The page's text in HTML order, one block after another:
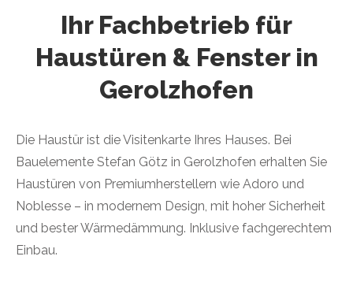
Ihr Fachbetrieb für
Haustüren & Fenster in
Gerolzhofen
Die Haustür ist die Visitenkarte Ihres Hauses. Bei
Bauelemente Stefan Götz in Gerolzhofen erhalten Sie
Haustüren von Premiumherstellern wie Adoro und
Noblesse – in modernem Design, mit hoher Sicherheit
und bester Wärmedämmung. Inklusive fachgerechtem
Einbau.